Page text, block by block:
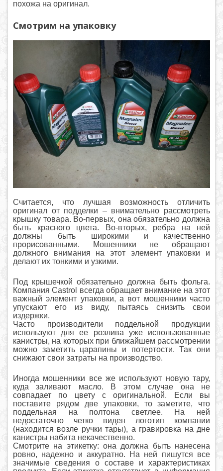
похожа на оригинал.
Смотрим на упаковку
Считается, что лучшая возможность отличить
оригинал от подделки – внимательно рассмотреть
крышку товара. Во-первых, она обязательно должна
быть красного цвета. Во-вторых, ребра на ней
должны быть широкими и качественно
прорисованными. Мошенники не обращают
должного внимания на этот элемент упаковки и
делают их тонкими и узкими.
Под крышечкой обязательно должна быть фольга.
Компания Castrol всегда обращает внимание на этот
важный элемент упаковки, а вот мошенники часто
упускают его из виду, пытаясь снизить свои
издержки.
Часто производители поддельной продукции
используют для ее розлива уже использованные
канистры, на которых при ближайшем рассмотрении
можно заметить царапины и потертости. Так они
снижают свои затраты на производство.
Иногда мошенники все же используют новую тару,
куда заливают масло. В этом случае она не
совпадает по цвету с оригинальной. Если вы
поставите рядом две упаковки, то заметите, что
поддельная на полтона светлее. На ней
недостаточно четко виден логотип компании
(находится возле ручки тары), а гравировка на дне
канистры набита некачественно.
Смотрите на этикетку: она должна быть нанесена
ровно, надежно и аккуратно. На ней пишутся все
значимые сведения о составе и характеристиках